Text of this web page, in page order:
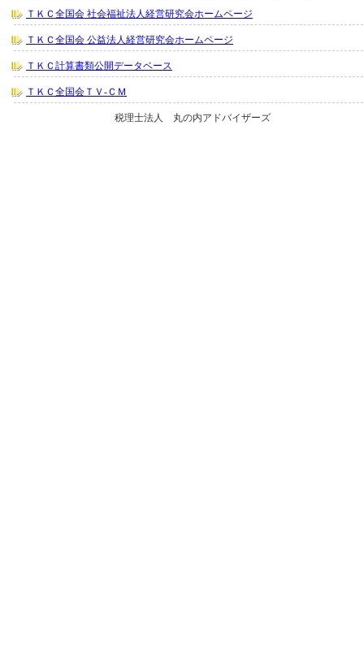
ＴＫＣ全国会 社会福祉法人経営研究会ホームページ
ＴＫＣ全国会 公益法人経営研究会ホームページ
ＴＫＣ計算書類公開データベース
ＴＫＣ全国会ＴＶ-ＣＭ
税理士法人 丸の内アドバイザーズ